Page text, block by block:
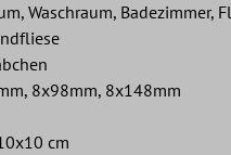
Waschraum, Badezimmer,
8x98mm, 8x148mm
cm